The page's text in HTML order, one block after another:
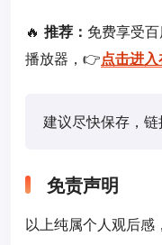
🔥 推荐： 免费享受
播放器，👉点击进
建议尽快保存，链
免责声明
以上纯属个人观后感